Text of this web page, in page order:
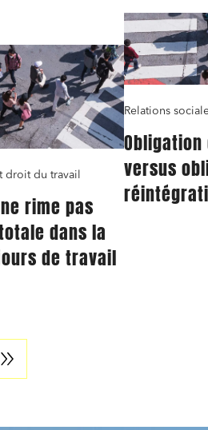
droit du travail
rime pas
dans la
de travail
Relations
versus